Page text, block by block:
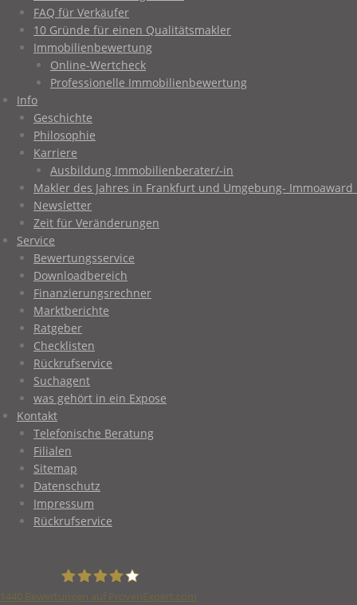
FAQ für Verkäufer
10 Gründe für einen Qualitätsmakler
Immobilienbewertung
Online-Wertcheck
Professionelle Immobilienbewertung
Info
Geschichte
Philosophie
Karriere
Ausbildung Immobilienberater/-in
Makler des Jahres in Frankfurt und Umgebung-
Newsletter
Zeit für Veränderungen
Service
Bewertungsservice
Downloadbereich
Finanzierungsrechner
Marktberichte
Ratgeber
Checklisten
Rückrufservice
Suchagent
was gehört in ein Expose
Kontakt
Telefonische Beratung
Filialen
Sitemap
Datenschutz
Impressum
Rückrufservice
1440 Bewertungen auf ProvenExpert.com